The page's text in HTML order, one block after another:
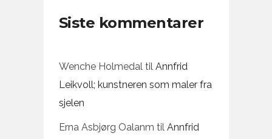
Siste kommentarer
Wenche Holmedaltil Annfrid
Leikvoll; kunstneren som maler fra
sjelen
Erna Asbjørg Oalanm til Annfrid